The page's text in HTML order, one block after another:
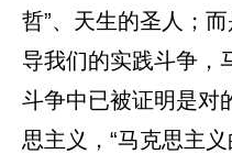
哲”、天生的圣人；
导我们的实践斗争，
斗争中已被证明是对
思主义，“马克思主义